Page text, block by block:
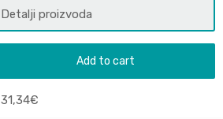
Detalji proizvoda
Add to cart
31,34€